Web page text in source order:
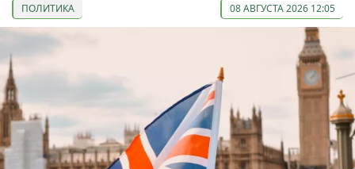
ПОЛИТИКА 08 АВГУСТА 2026 12:05